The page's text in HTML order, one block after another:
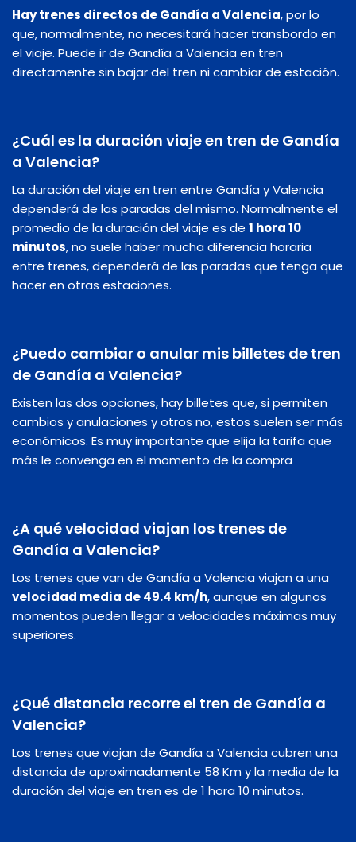
Hay trenes directos de Gandía a Valencia, por lo
que, normalmente, no necesitará hacer transbordo en
el viaje. Puede ir de Gandía a Valencia en tren
directamente sin bajar del tren ni cambiar de estación.
¿Cuál es la duración viaje en tren de Gandía
a Valencia?
La duración del viaje en tren entre Gandía y Valencia
dependerá de las paradas del mismo. Normalmente el
promedio de la duración del viaje es de 1 hora 10
minutos, no suele haber mucha diferencia horaria
entre trenes, dependerá de las paradas que tenga que
hacer en otras estaciones.
¿Puedo cambiar o anular mis billetes de tren
de Gandía a Valencia?
Existen las dos opciones, hay billetes que, si permiten
cambios y anulaciones y otros no, estos suelen ser más
económicos. Es muy importante que elija la tarifa que
más le convenga en el momento de la compra
¿A qué velocidad viajan los trenes de
Gandía a Valencia?
Los trenes que van de Gandía a Valencia viajan a una
velocidad media de 49.4 km/h, aunque en algunos
momentos pueden llegar a velocidades máximas muy
superiores.
¿Qué distancia recorre el tren de Gandía a
Valencia?
Los trenes que viajan de Gandía a Valencia cubren una
distancia de aproximadamente 58 Km y la media de la
duración del viaje en tren es de 1 hora 10 minutos.